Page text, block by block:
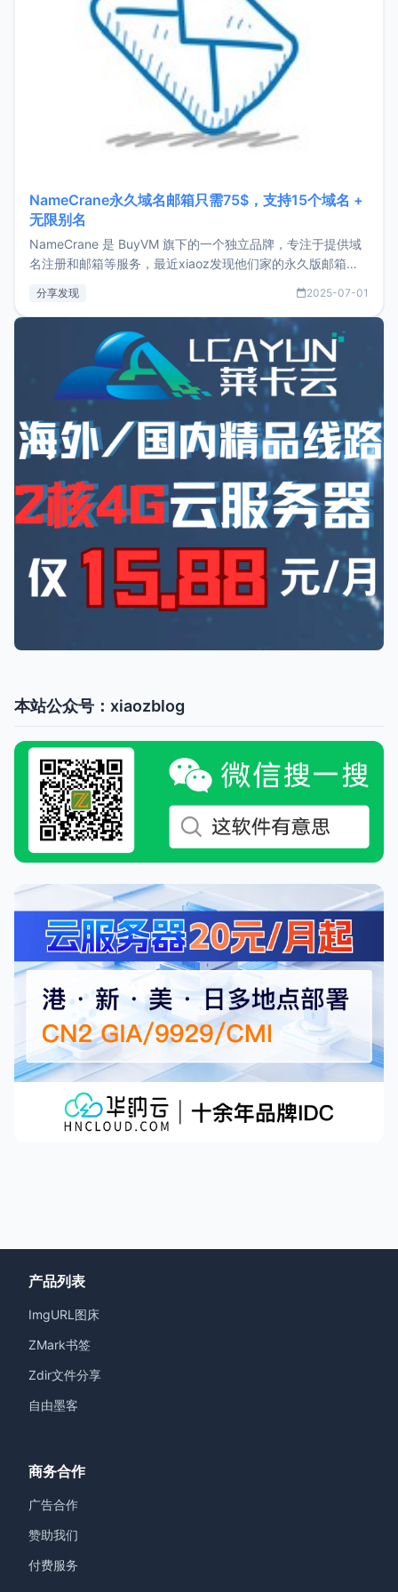
NameCrane永久域名邮箱只需75$，支持15个域名 +
无限别名
NameCrane 是 BuyVM 旗下的一个独立品牌，专注于提供域
名注册和邮箱等服务，最近xiaoz发现他们家的永久版邮箱服
又实惠的域名邮箱，不妨尝试一下 NameCrane。注册
NameCraneNameCrane不支持直接注册，必须要购买
分享发现 2025-07-01
本站公众号：xiaozblog
产品列表
ImgURL图床
ZMark书签
Zdir文件分享
自由墨客
商务合作
广告合作
赞助我们
付费服务